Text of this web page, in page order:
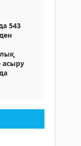
543
асыру